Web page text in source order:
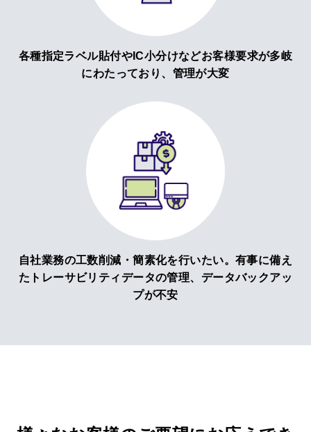
各種指定ラベル貼付やIC小分けなどお客様要求が多岐
にわたっており、管理が大変
自社業務の工数削減・簡素化を行いたい。有事に備え
たトレーサビリティデータの管理、データバックアッ
プが不安